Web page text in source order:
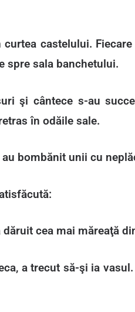
curtea castelului.
spre sala banchetului.
şi cântece s-au
în odăile sale.
bombănit unii cu
cea mai măreaţă
a trecut să-şi ia